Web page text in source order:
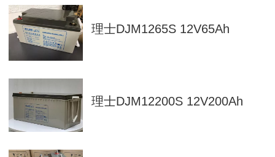
理士DJM1265S 12V65Ah
理士DJM12200S 12V200Ah